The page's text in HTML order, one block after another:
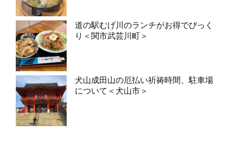
道の駅むげ川のランチがお得でびっく
り＜関市武芸川町＞
犬山成田山の厄払い祈祷時間、駐車場
について＜犬山市＞